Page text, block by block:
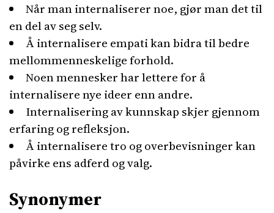
Når man internaliserer noe, gjør man det til
en del av seg selv.
Å internalisere empati kan bidra til bedre
mellommenneskelige forhold.
Noen mennesker har lettere for å
internalisere nye ideer enn andre.
Internalisering av kunnskap skjer gjennom
erfaring og refleksjon.
Å internalisere tro og overbevisninger kan
påvirke ens adferd og valg.
Synonymer